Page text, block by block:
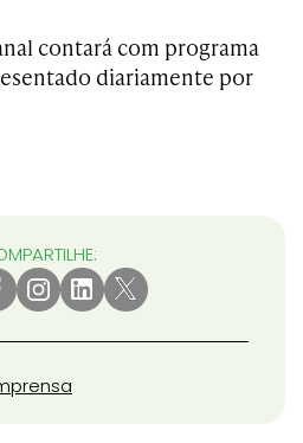
contará com programa
diariamente por